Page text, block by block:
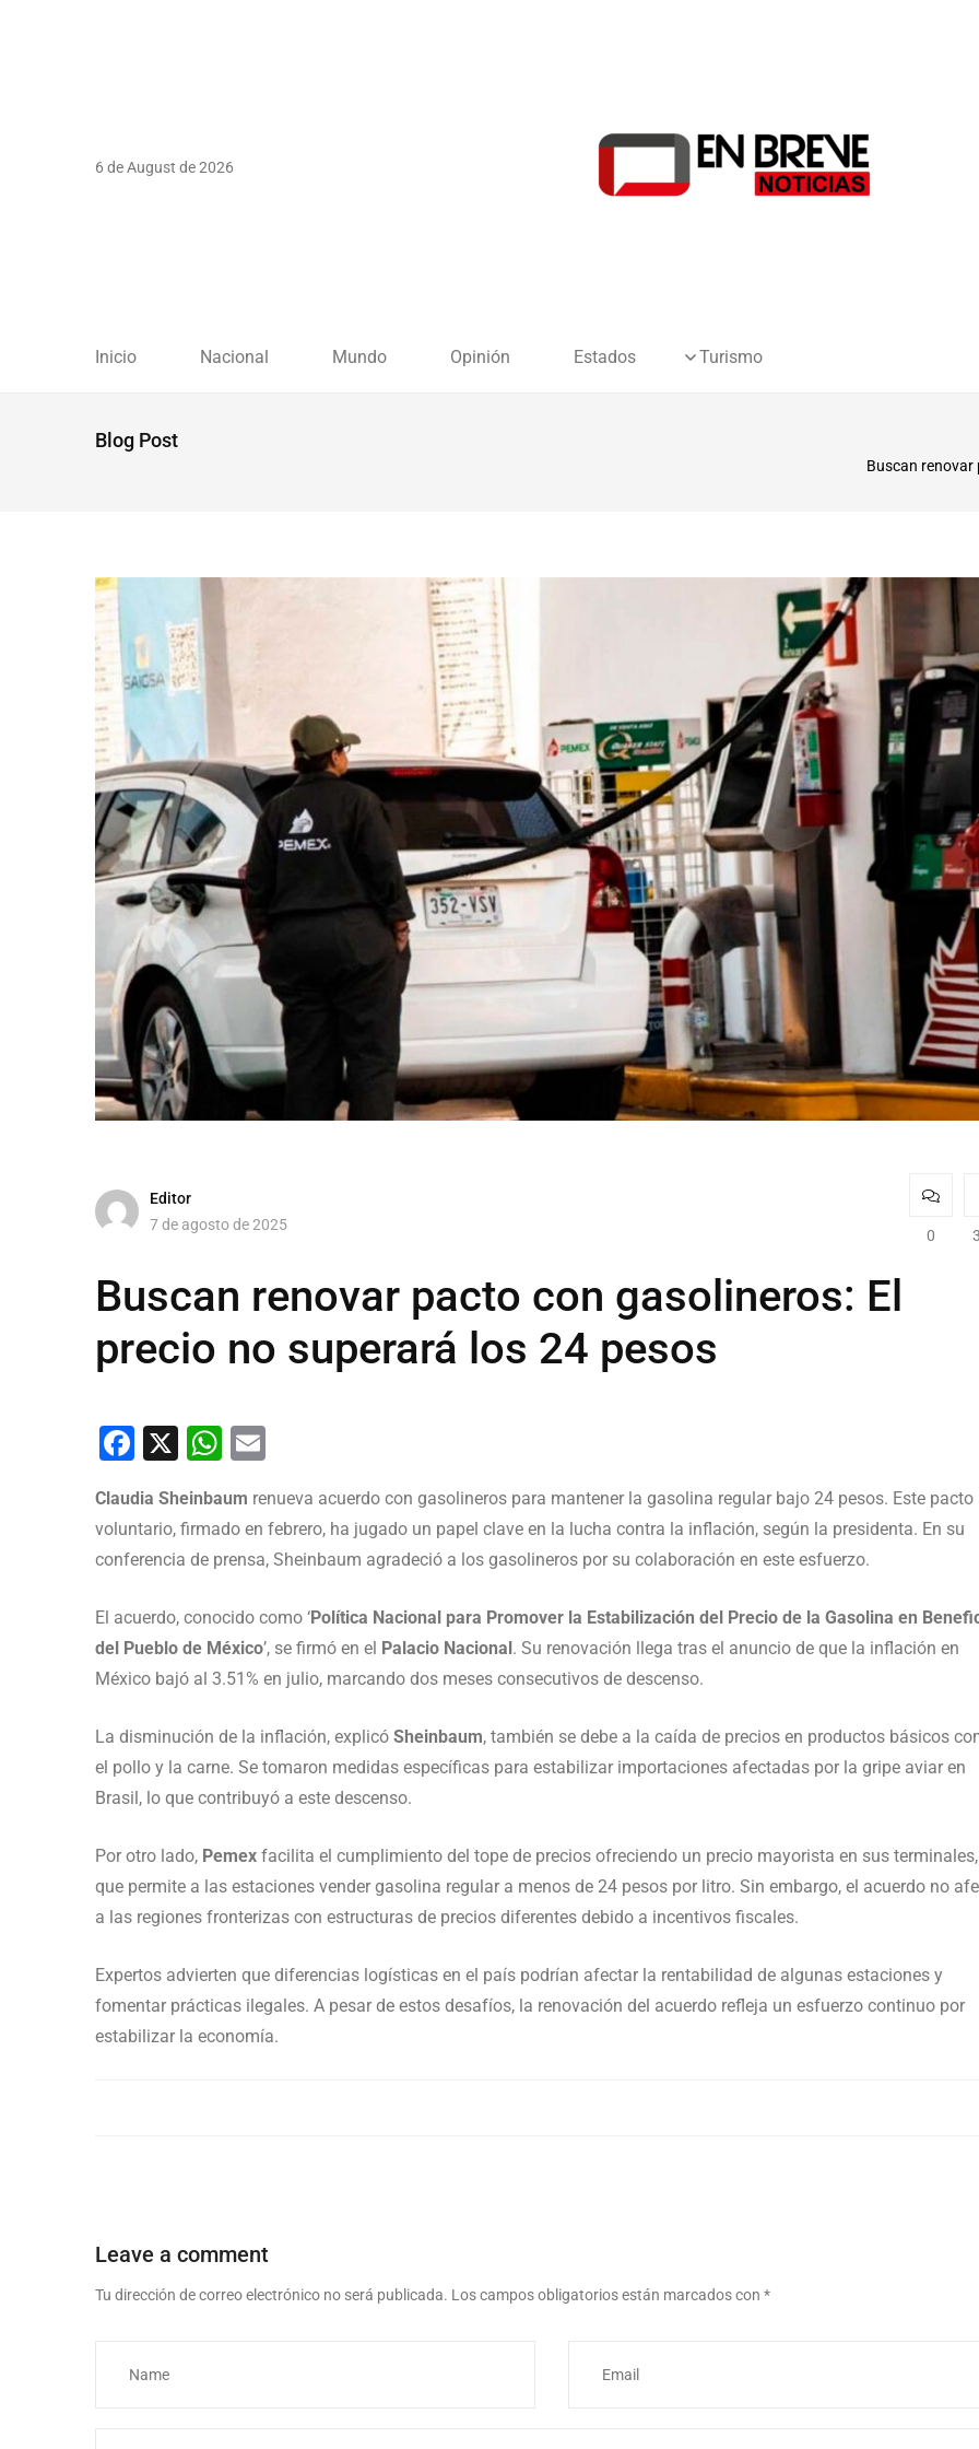
6 de August de 2026
Inicio Nacional Mundo Opinión Estados Turismo
Blog Post
Buscan renovar
Editor
7 de agosto de 2025
0
Buscan renovar pacto con gasolineros: El
precio no superará los 24 pesos
Facebook
X WhatsApp
Claudia Sheinbaum renueva acuerdo con gasolineros para mantener la gasolina regular bajo 24 pesos. Este pacto
voluntario, firmado en febrero, ha jugado un papel clave en la lucha contra la inflación, según la presidenta. En su
conferencia de prensa, Sheinbaum agradeció a los gasolineros por su colaboración en este esfuerzo.
El acuerdo, conocido como ‘Política Nacional para Promover la Estabilización del Precio de la Gasolina en
del Pueblo de México’, se firmó en el Palacio Nacional . Su renovación llega tras el anuncio de que la inflación en
México bajó al 3.51% en julio, marcando dos meses consecutivos de descenso.
La disminución de la inflación, explicó Sheinbaum, también se debe a la caída de precios en productos básicos
el pollo y la carne. Se tomaron medidas específicas para estabilizar importaciones afectadas por la gripe aviar en
Brasil, lo que contribuyó a este descenso.
Por otro lado, Pemex facilita el cumplimiento del tope de precios ofreciendo un precio mayorista en sus
que permite a las estaciones vender gasolina regular a menos de 24 pesos por litro. Sin embargo, el acuerdo no
a las regiones fronterizas con estructuras de precios diferentes debido a incentivos fiscales.
Expertos advierten que diferencias logísticas en el país podrían afectar la rentabilidad de algunas estaciones y
fomentar prácticas ilegales. A pesar de estos desafíos, la renovación del acuerdo refleja un esfuerzo continuo por
estabilizar la economía.
Leave a comment
Tu dirección de correo electrónico no será publicada. Los campos obligatorios están marcados con *